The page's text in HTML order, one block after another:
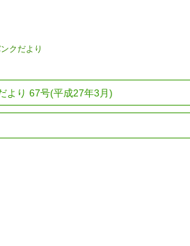
クだより
より 67号(平成27年3月)